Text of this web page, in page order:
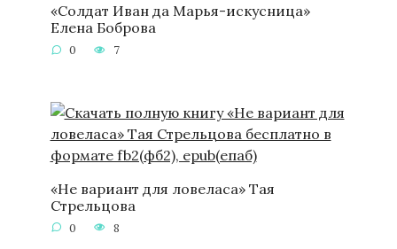
«Солдат Иван да Марья-искусница»
Елена Боброва
0 7
«Не вариант для ловеласа» Тая
Стрельцова
0 8